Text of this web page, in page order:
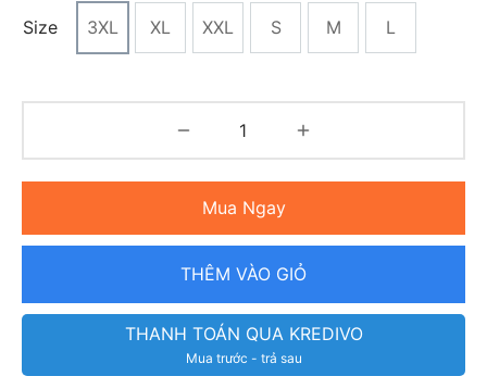
Size 3XL XL XXL S M L
Mua Ngay
THÊM VÀO GIỎ
THANH TOÁN QUA KREDIVO
Mua trước - trả sau